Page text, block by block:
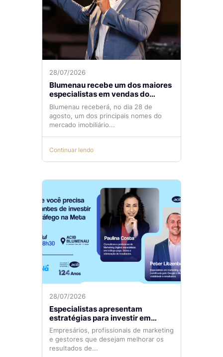
28/07/2026
Blumenau recebe um dos maiores
especialistas em vendas do
mercado imobiliário
Blumenau receberá, no dia 28 de
agosto, um dos principais nomes do
mercado imobiliário...
Continuar lendo
28/07/2026
Especialistas apresentam
estratégias para investir em
tráfego pago com mais eficiência
Empresários, profissionais de marketing
e gestores que desejam melhorar os
resultados de...